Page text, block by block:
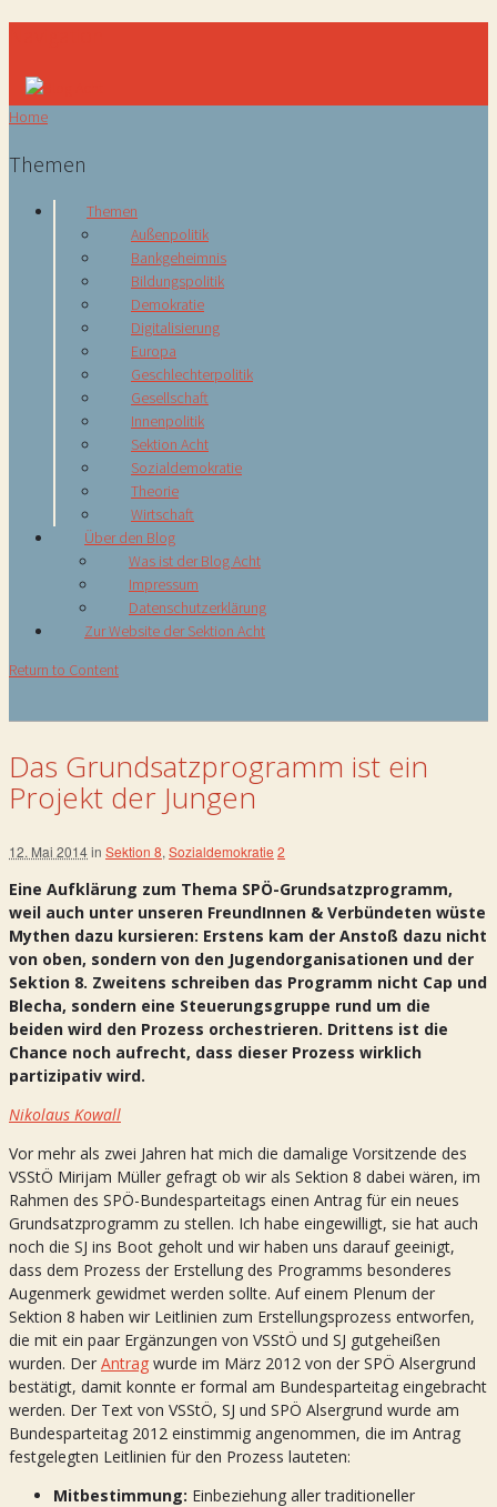
Home
Themen
Themen
Außenpolitik
Bankgeheimnis
Bildungspolitik
Demokratie
Digitalisierung
Europa
Geschlechterpolitik
Gesellschaft
Innenpolitik
Sektion Acht
Sozialdemokratie
Theorie
Wirtschaft
Über den Blog
Was ist der Blog Acht
Impressum
Datenschutzerklärung
Zur Website der Sektion Acht
Return to Content
Das Grundsatzprogramm ist ein
Projekt der Jungen
12. Mai 2014in Sektion 8, Sozialdemokratie 2
Eine Aufklärung zum Thema SPÖ-Grundsatzprogramm,
weil auch unter unseren FreundInnen & Verbündeten wüste
Mythen dazu kursieren: Erstens kam der Anstoß dazu nicht
von oben, sondern von den Jugendorganisationen und der
Sektion 8. Zweitens schreiben das Programm nicht Cap und
Blecha, sondern eine Steuerungsgruppe rund um die
beiden wird den Prozess orchestrieren. Drittens ist die
Chance noch aufrecht, dass dieser Prozess wirklich
partizipativ wird.
Nikolaus Kowall
Vor mehr als zwei Jahren hat mich die damalige Vorsitzende des
VSStÖ Mirijam Müller gefragt ob wir als Sektion 8 dabei wären, im
Rahmen des SPÖ-Bundesparteitags einen Antrag für ein neues
Grundsatzprogramm zu stellen. Ich habe eingewilligt, sie hat auch
noch die SJ ins Boot geholt und wir haben uns darauf geeinigt,
dass dem Prozess der Erstellung des Programms besonderes
Augenmerk gewidmet werden sollte. Auf einem Plenum der
Sektion 8 haben wir Leitlinien zum Erstellungsprozess entworfen,
die mit ein paar Ergänzungen von VSStÖ und SJ gutgeheißen
wurden. Der Antrag wurde im März 2012 von der SPÖ Alsergrund
bestätigt, damit konnte er formal am Bundesparteitag eingebracht
werden. Der Text von VSStÖ, SJ und SPÖ Alsergrund wurde am
Bundesparteitag 2012 einstimmig angenommen, die im Antrag
festgelegten Leitlinien für den Prozess lauteten:
Mitbestimmung: Einbeziehung aller traditioneller